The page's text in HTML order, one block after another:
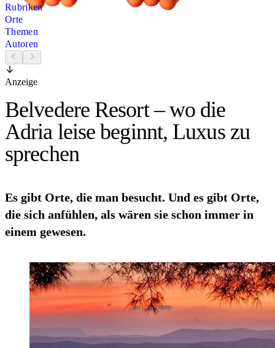
Rubriken
Orte
Themen
Autoren
Anzeige
Belvedere Resort – wo die
Adria leise beginnt, Luxus zu
sprechen
Es gibt Orte, die man besucht. Und es gibt Orte,
die sich anfühlen, als wären sie schon immer in
einem gewesen.